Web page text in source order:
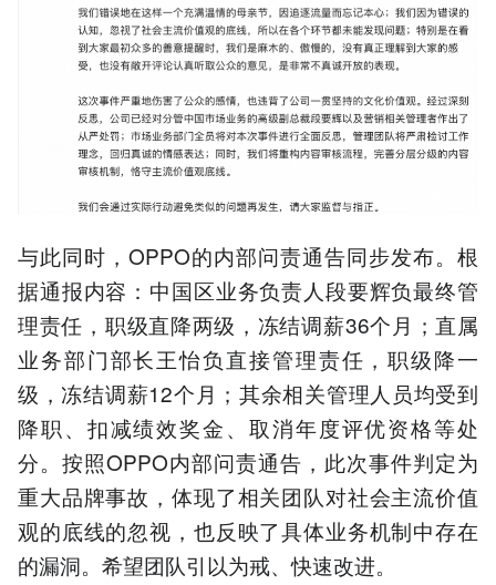
与此同时，OPPO的内部问责通告同步发布。根
据通报内容：中国区业务负责人段要辉负最终管
理责任，职级直降两级，冻结调薪36个月；直属
业务部门部长王怡负直接管理责任，职级降一
级，冻结调薪12个月；其余相关管理人员均受到
降职、扣减绩效奖金、取消年度评优资格等处
分。按照OPPO内部问责通告，此次事件判定为
重大品牌事故，体现了相关团队对社会主流价值
观的底线的忽视，也反映了具体业务机制中存在
的漏洞。希望团队引以为戒、快速改进。